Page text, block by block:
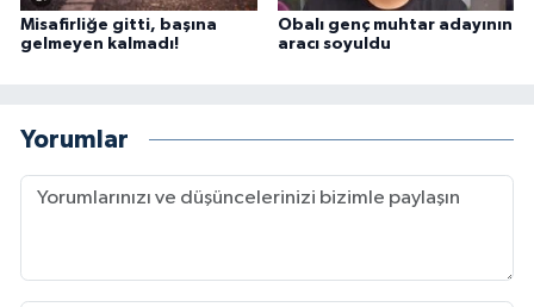
Misafirliğe gitti, başına
gelmeyen kalmadı!
Obalı genç muhtar adayının
aracı soyuldu
Yorumlar